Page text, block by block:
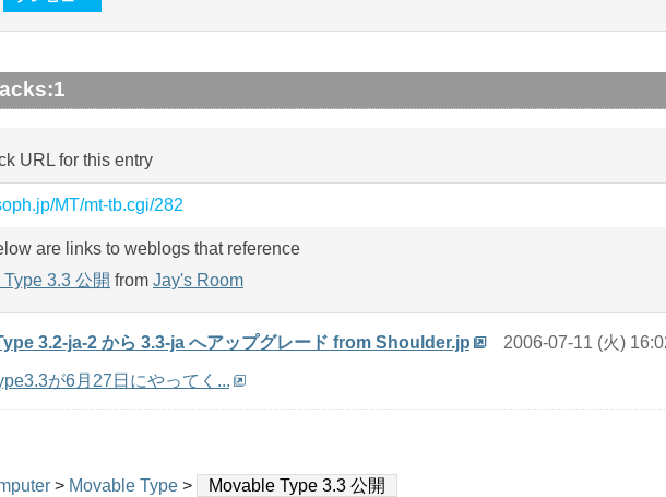
1
URL for this entry
MT/mt-tb.cgi/282
are links to weblogs that reference
3.3 公開 from Jay's Room
3.2-ja-2 から 3.3-ja へアップグレード from Shoulder.jp 2006-07-11 (火)
が6月27日にやってく...
> Movable Type > Movable Type 3.3 公開